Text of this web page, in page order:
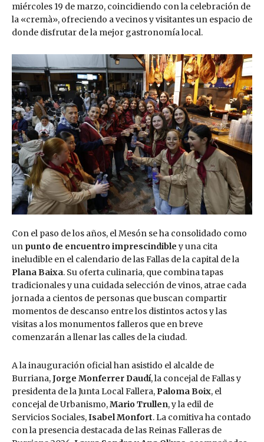
miércoles 19 de marzo, coincidiendo con la celebración de
la «cremà», ofreciendo a vecinos y visitantes un espacio de
donde disfrutar de la mejor gastronomía local.
Con el paso de los años, el Mesón se ha consolidado como
un punto de encuentro imprescindibley una cita
ineludible en el calendario de las Fallas de la capital de la
Plana Baixa. Su oferta culinaria, que combina tapas
tradicionales y una cuidada selección de vinos, atrae cada
jornada a cientos de personas que buscan compartir
momentos de descanso entre los distintos actos y las
visitas a los monumentos falleros que en breve
comenzarán a llenar las calles de la ciudad.
A la inauguración oficial han asistido el alcalde de
Burriana,Jorge Monferrer Daudí, la concejal de Fallas y
presidenta de la Junta Local Fallera, Paloma Boix, el
concejal de Urbanismo,Mario Trullen, y la edil de
Servicios Sociales,Isabel Monfort. La comitiva ha contado
con la presencia destacada de las Reinas Falleras de